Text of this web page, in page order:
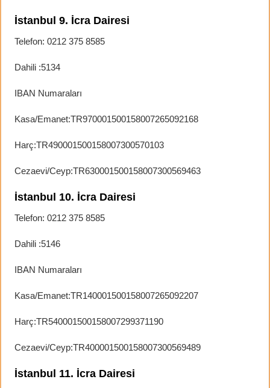
İstanbul 9. İcra Dairesi
Telefon: 0212 375 8585
Dahili :5134
IBAN Numaraları
Kasa/Emanet:TR970001500158007265092168
Harç:TR490001500158007300570103
Cezaevi/Ceyp:TR630001500158007300569463
İstanbul 10. İcra Dairesi
Telefon: 0212 375 8585
Dahili :5146
IBAN Numaraları
Kasa/Emanet:TR140001500158007265092207
Harç:TR540001500158007299371190
Cezaevi/Ceyp:TR400001500158007300569489
İstanbul 11. İcra Dairesi